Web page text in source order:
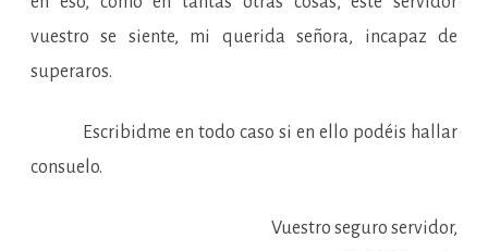
vuestro se siente, mi querida señora, incapaz de
superaros.
Escribidme en todo caso si en ello podéis hallar
consuelo.
Vuestro seguro servidor,